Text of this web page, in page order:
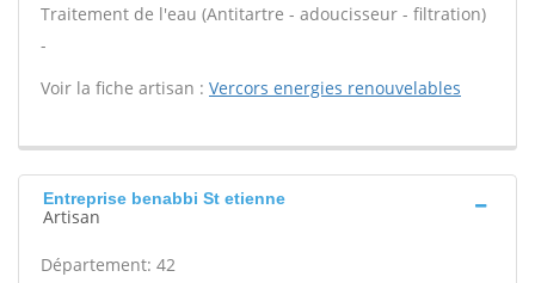
Traitement de l'eau (Antitartre - adoucisseur - filtration)
-
Voir la fiche artisan : Vercors energies renouvelables
Entreprise benabbi St etienne
Artisan
Département: 42